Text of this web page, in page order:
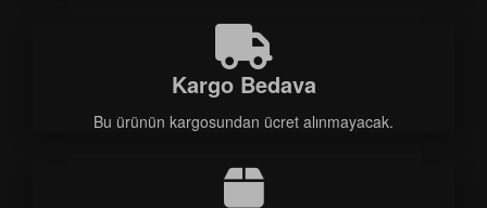
Kargo Bedava
Bu ürünün kargosundan ücret alınmayacak.